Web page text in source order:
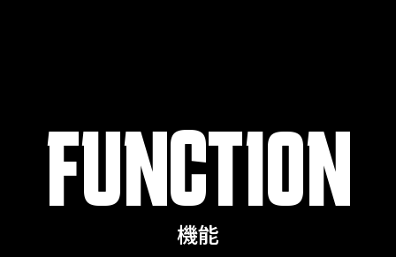
FUNCTION
機能